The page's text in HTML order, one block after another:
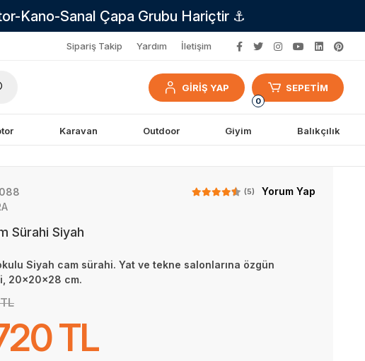
Kano-Sanal Çapa Grubu Hariçtir ⚓
Sipariş Takip Yardım İletişim
GİRİŞ YAP
0
SEPETİM
Karavan Outdoor Giyim Balıkçılık
(5)
Yorum Yap
Sürahi Siyah
Siyah cam sürahi. Yat ve tekne salonlarına özgün
20x20x28 cm.
TL